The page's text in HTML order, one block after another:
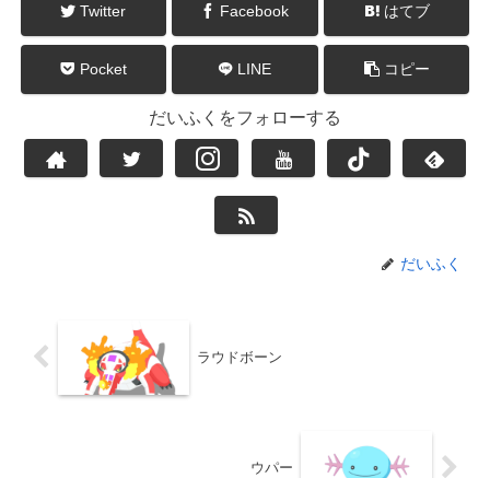
Twitter Facebook はてブ
Pocket LINE コピー
だいふくをフォローする
だいふく
ラウドボーン
ウパー